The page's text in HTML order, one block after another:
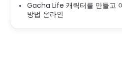
Gacha Life 캐릭터를 만들고
방법 온라인